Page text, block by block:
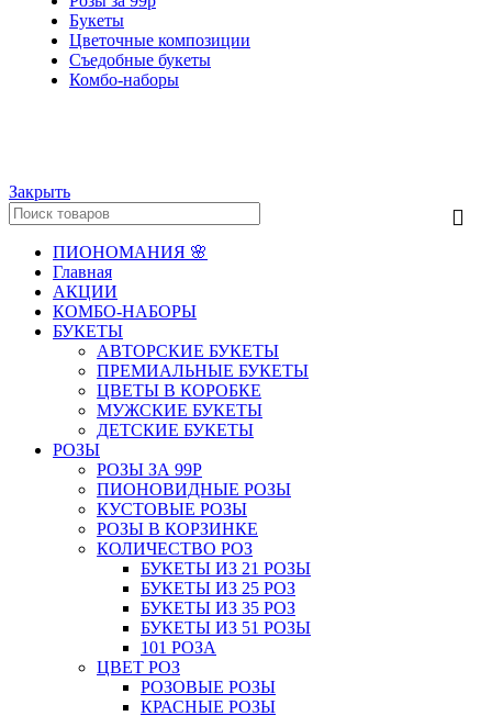
Букеты
Цветочные композиции
Съедобные букеты
Комбо-наборы
Закрыть
ПИОНОМАНИЯ 🌸
Главная
АКЦИИ
КОМБО-НАБОРЫ
БУКЕТЫ
АВТОРСКИЕ БУКЕТЫ
ПРЕМИАЛЬНЫЕ БУКЕТЫ
ЦВЕТЫ В КОРОБКЕ
МУЖСКИЕ БУКЕТЫ
ДЕТСКИЕ БУКЕТЫ
РОЗЫ
РОЗЫ ЗА 99Р
ПИОНОВИДНЫЕ РОЗЫ
КУСТОВЫЕ РОЗЫ
РОЗЫ В КОРЗИНКЕ
КОЛИЧЕСТВО РОЗ
БУКЕТЫ ИЗ 21 РОЗЫ
БУКЕТЫ ИЗ 25 РОЗ
БУКЕТЫ ИЗ 35 РОЗ
БУКЕТЫ ИЗ 51 РОЗЫ
101 РОЗА
ЦВЕТ РОЗ
РОЗОВЫЕ РОЗЫ
КРАСНЫЕ РОЗЫ